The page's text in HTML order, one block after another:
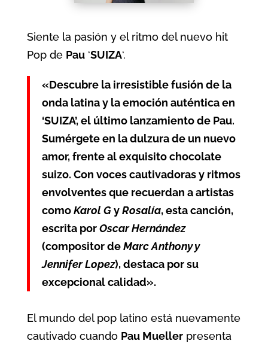
Siente la pasión y el ritmo del nuevo hit
Pop de Pau‘SUIZA‘.
«Descubre la irresistible fusión de la
onda latina y la emoción auténtica en
‘SUIZA’, el último lanzamiento de Pau.
Sumérgete en la dulzura de un nuevo
amor, frente al exquisito chocolate
suizo. Con voces cautivadoras y ritmos
envolventes que recuerdan a artistas
comoKarol GyRosalía, esta canción,
escrita porOscar Hernández
(compositor deMarc Anthony y
Jennifer Lopez), destaca por su
excepcional calidad».
El mundo del pop latino está nuevamente
cautivado cuando Pau Muellerpresenta